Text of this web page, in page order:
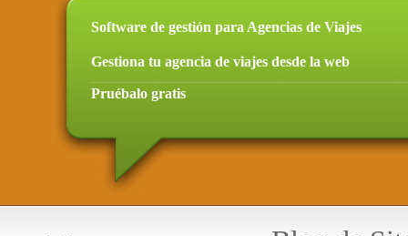
Software de gestión para Agencias de Viajes
Gestiona tu agencia de viajes desde la web
Pruébalo gratis